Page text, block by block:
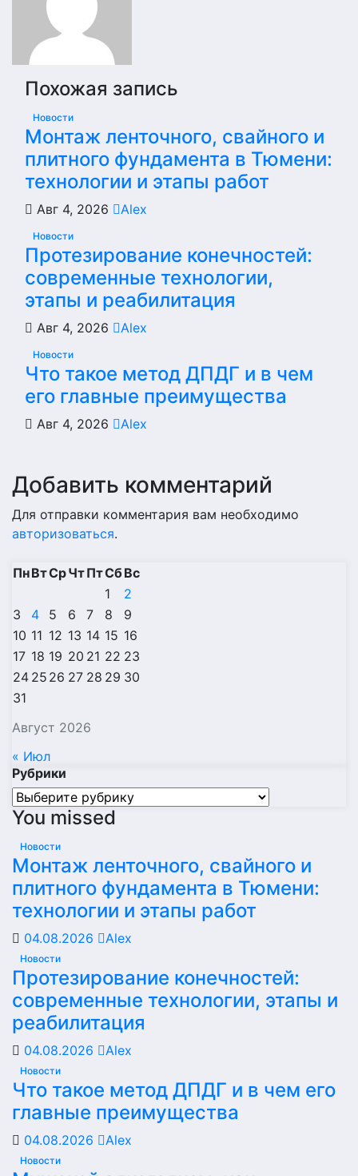
Похожая запись
Новости
Монтаж ленточного, свайного и
плитного фундамента в Тюмени:
технологии и этапы работ
Авг 4, 2026 Alex
Новости
Протезирование конечностей:
современные технологии,
этапы и реабилитация
Авг 4, 2026 Alex
Новости
Что такое метод ДПДГ и в чем
его главные преимущества
Авг 4, 2026 Alex
Добавить комментарий
Для отправки комментария вам необходимо
авторизоваться.
Август 2026
ПнВтСрЧтПтСбВс
1
2
3
4 5 6 7 8
9
10 11 12 13 14 15 16
17 18 19 20 21 22 23
24 25 26 27 28 29 30
31
« Июл
Рубрики
Рубрики
You missed
Новости
Монтаж ленточного, свайного и
плитного фундамента в Тюмени:
технологии и этапы работ
04.08.2026 Alex
Новости
Протезирование конечностей:
современные технологии, этапы и
реабилитация
04.08.2026 Alex
Новости
Что такое метод ДПДГ и в чем его
главные преимущества
04.08.2026 Alex
Новости